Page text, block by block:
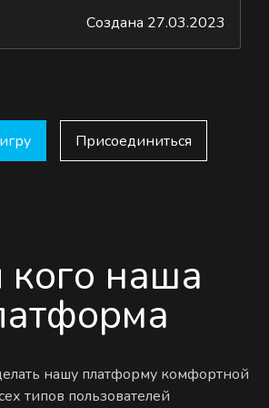
Создана 27.03.2023
Присоединиться
наша
нашу платформу комфортной
типов пользователей